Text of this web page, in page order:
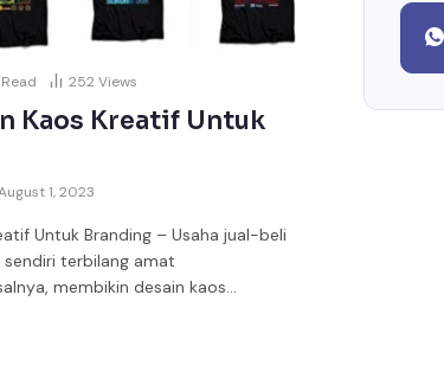
252Views
Kaos Kreatif Untuk
1, 2023
Untuk Branding – Usaha jual-beli
terbilang amat
membikin desain kaos…